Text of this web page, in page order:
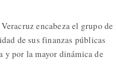
encabeza el grupo de
de sus finanzas públicas
y por la mayor dinámica de